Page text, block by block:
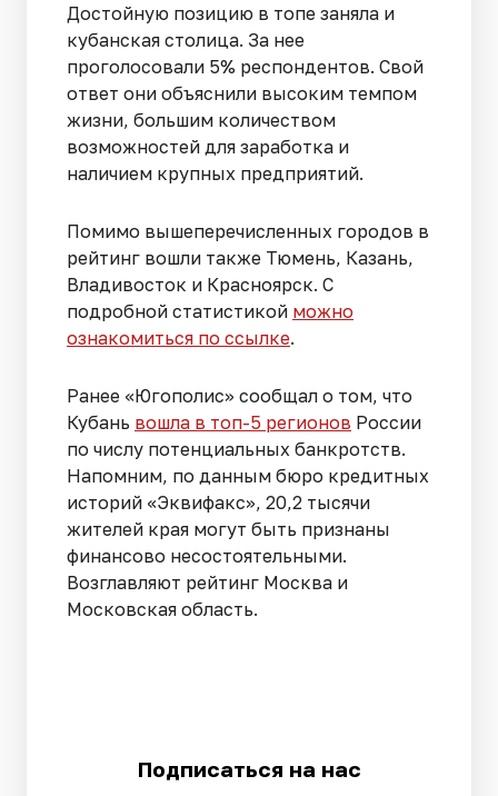
Достойную позицию в топе заняла и
кубанская столица. За нее
проголосовали 5% респондентов. Свой
ответ они объяснили высоким темпом
жизни, большим количеством
возможностей для заработка и
наличием крупных предприятий.
Помимо вышеперечисленных городов в
рейтинг вошли также Тюмень, Казань,
Владивосток и Красноярск. С
подробной статистикой можно
ознакомиться по ссылке.
Ранее «Югополис» сообщал о том, что
Кубань вошла в топ-5 регионов России
по числу потенциальных банкротств.
Напомним, по данным бюро кредитных
историй «Эквифакс», 20,2 тысячи
жителей края могут быть признаны
финансово несостоятельными.
Возглавляют рейтинг Москва и
Московская область.
Подписаться на нас